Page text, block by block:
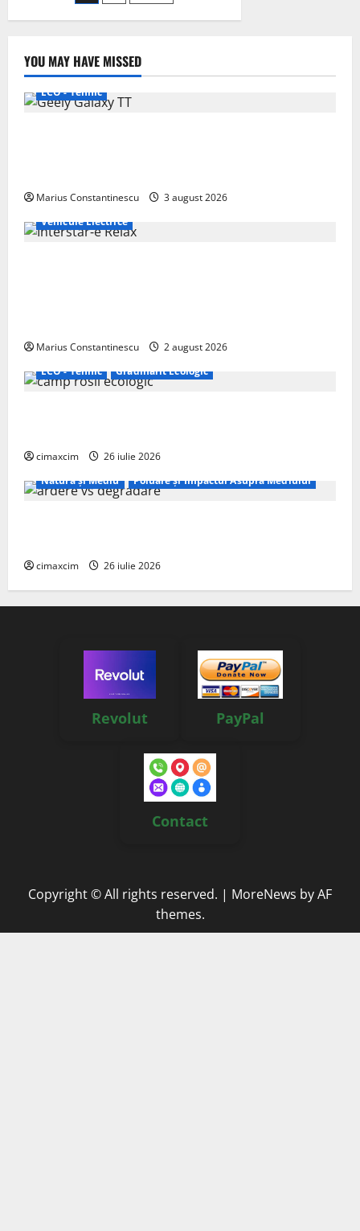
articole
YOU MAY HAVE MISSED
ECO - Tehnic
Marius Constantinescu
3 august 2026
Vehicule Electrice
Marius Constantinescu
2 august 2026
ECO - Tehnic
Grădinărit Ecologic
cimaxcim
26 iulie 2026
Natura și Mediu
Poluare și Impactul Asupra Mediului
cimaxcim 26 iulie 2026
Revolut PayPal
Contact
Copyright © All rights reserved. | MoreNews by AF
themes.